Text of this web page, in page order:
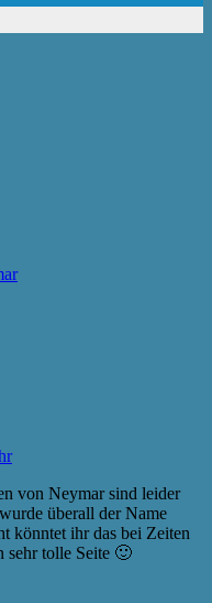
von Neymar sind leider
überall der Name
könntet ihr das bei Zeiten
sehr tolle Seite 🙂